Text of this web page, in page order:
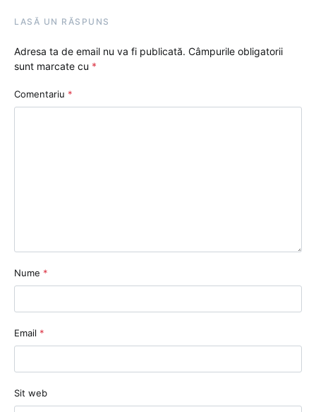
LASĂ UN RĂSPUNS
Adresa ta de email nu va fi publicată. Câmpurile obligatorii
sunt marcate cu *
Comentariu *
Nume *
Email *
Sit web